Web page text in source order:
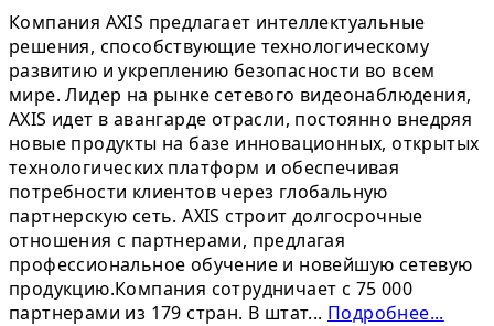
Компания AXIS предлагает интеллектуальные
решения, способствующие технологическому
развитию и укреплению безопасности во всем
мире. Лидер на рынке сетевого видеонаблюдения,
AXIS идет в авангарде отрасли, постоянно внедряя
новые продукты на базе инновационных, открытых
технологических платформ и обеспечивая
потребности клиентов через глобальную
партнерскую сеть. AXIS строит долгосрочные
отношения с партнерами, предлагая
профессиональное обучение и новейшую сетевую
продукцию.Компания сотрудничает с 75 000
партнерами из 179 стран. В штат... Подробнее...